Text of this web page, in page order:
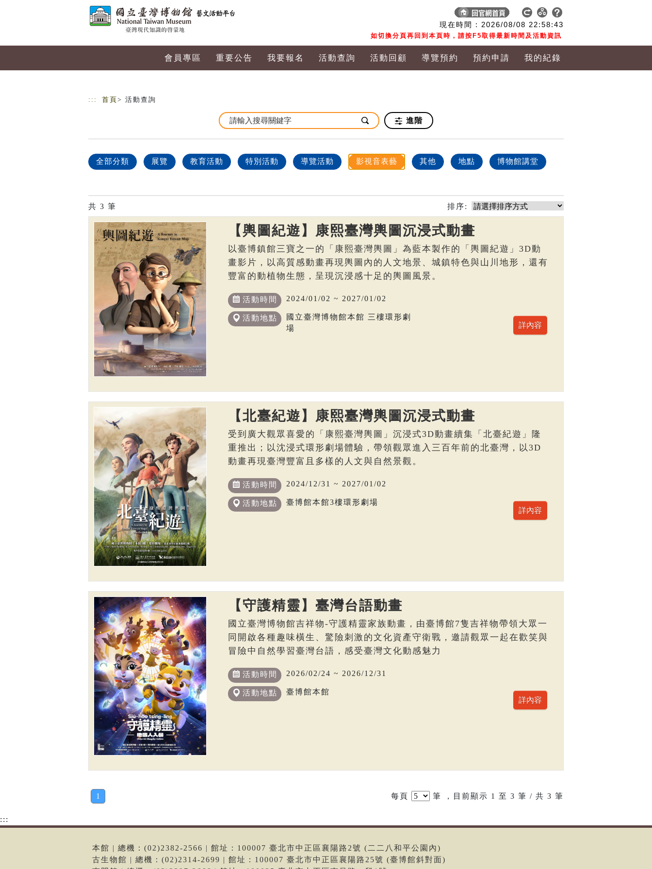
現在時間 : 2026/08/08 22:58:43
如切換分頁再回到本頁時，請按F5取得最新時間及活動資訊
會員專區 重要公告 我要報名 活動查詢 活動回顧 導覽預約 預約申請 我的紀錄
::: 首頁 > 活動查詢
進階
全部分類 展覽 教育活動 特別活動 導覽活動 影視音表藝 其他 地點 博物館講堂
共 3 筆 排序:
【輿圖紀遊】康熙臺灣輿圖沉浸式動畫
以臺博鎮館三寶之一的「康熙臺灣輿圖」為藍本製作的「輿圖紀遊」3D動
畫影片，以高質感動畫再現輿圖內的人文地景、城鎮特色與山川地形，還有
豐富的動植物生態，呈現沉浸感十足的輿圖風景。
活動時間 2024/01/02 ~ 2027/01/02
活動地點
國立臺灣博物館本館 三樓環形劇
場
【北臺紀遊】康熙臺灣輿圖沉浸式動畫
受到廣大觀眾喜愛的「康熙臺灣輿圖」沉浸式3D動畫續集「北臺紀遊」隆
重推出；以沈浸式環形劇場體驗，帶領觀眾進入三百年前的北臺灣，以3D
動畫再現臺灣豐富且多樣的人文與自然景觀。
活動時間 2024/12/31 ~ 2027/01/02
活動地點 臺博館本館3樓環形劇場
【守護精靈】臺灣台語動畫
國立臺灣博物館吉祥物-守護精靈家族動畫，由臺博館7隻吉祥物帶領大眾一
同開啟各種趣味橫生、驚險刺激的文化資產守衛戰，邀請觀眾一起在歡笑與
冒險中自然學習臺灣台語，感受臺灣文化動感魅力
活動時間 2026/02/24 ~ 2026/12/31
活動地點 臺博館本館
1 每頁 筆 ，目前顯示 1 至 3 筆 / 共 3 筆
:::
本館 | 總機：(02)2382-2566 | 館址：100007 臺北市中正區襄陽路2號 (二二八和平公園內)
古生物館 | 總機：(02)2314-2699 | 館址：100007 臺北市中正區襄陽路25號 (臺博館斜對面)